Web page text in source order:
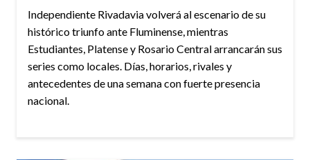
Independiente Rivadavia volverá al escenario de su
histórico triunfo ante Fluminense, mientras
Estudiantes, Platense y Rosario Central arrancarán sus
series como locales. Días, horarios, rivales y
antecedentes de una semana con fuerte presencia
nacional.